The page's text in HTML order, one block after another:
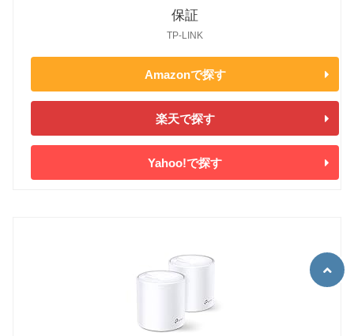
保証
TP-LINK
Amazonで探す
楽天で探す
Yahoo!で探す